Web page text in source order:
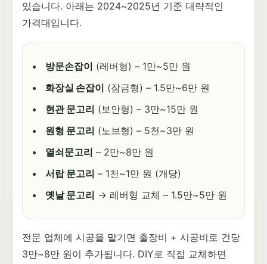
있습니다. 아래는 2024~2025년 기준 대략적인
가격대입니다.
방문손잡이 (레버형) – 1만~5만 원
화장실 손잡이 (잠금형) – 1.5만~6만 원
현관 문고리 (보안형) – 3만~15만 원
원형 문고리 (노브형) – 5천~3만 원
열쇠문고리 – 2만~8만 원
서랍 문고리 – 1천~1만 원 (개당)
옛날 문고리 → 레버형 교체 – 1.5만~5만 원
전문 업체에 시공을 맡기면 출장비 + 시공비로 건당
3만~8만 원이 추가됩니다. DIY로 직접 교체하면